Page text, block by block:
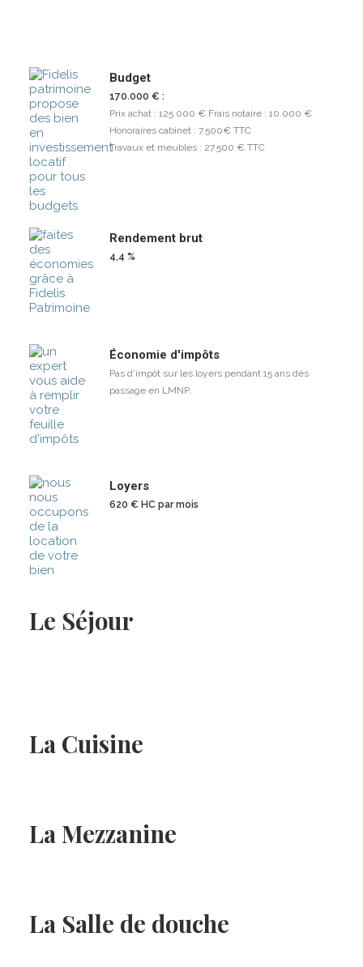
Budget
170.000 € :
Prix achat : 125.000 € Frais notaire : 10.000 €
Honoraires cabinet : 7.500€ TTC
Travaux et meubles : 27.500 € TTC
Rendement brut
4,4 %
Économie d'impôts
Pas d’impôt sur les loyers pendant 15 ans dès
passage en LMNP.
Loyers
620 € HC par mois
Le Séjour
La Cuisine
La Mezzanine
La Salle de douche